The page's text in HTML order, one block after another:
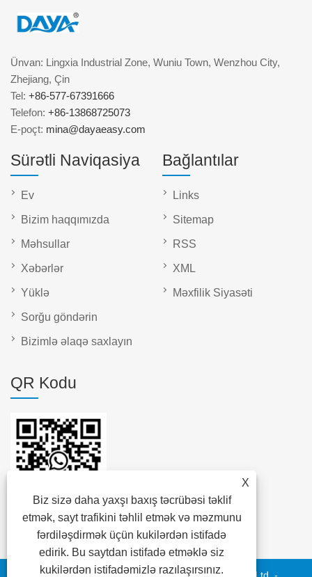
X
Biz sizə daha yaxşı baxış təcrübəsi təklif
etmək, sayt trafikini təhlil etmək və məzmunu
fərdiləşdirmək üçün kukilərdən istifadə
edirik. Bu saytdan istifadə etməklə siz
kukilərdən istifadəmizlə razılaşırsınız.
Ünvan: Lingxia Industrial Zone, Wuniu Town, Wenzhou City,
Zhejiang, Çin
Tel: +86-577-67391666
Telefon: +86-13868725073
E-poçt: mina@dayaeasy.com
Sürətli Naviqasiya
Ev
Bizim haqqımızda
Məhsullar
Xəbərlər
Yüklə
Sorğu göndərin
Bizimlə əlaqə saxlayın
Bağlantılar
Links
Sitemap
RSS
XML
Məxfilik Siyasəti
QR Kodu
Müəllif hüquqları © 2023 Daya Elektrik Qrupu Easy Co, Ltd. -